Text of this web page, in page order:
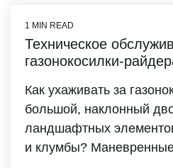
1 MIN READ
Техническое
газонокосилки-
Как ухаживать за
большой, наклонный
ландшафтных
и клумбы?